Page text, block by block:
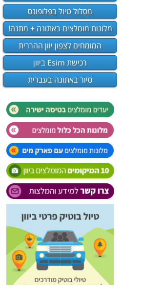
מסלול טיול בפלופונס
מלונות מומלצים באתונה + מתנה!
המומחים לצפון יוון ההררית
רכישת Esim ביוון
סיור באתונה בעברית